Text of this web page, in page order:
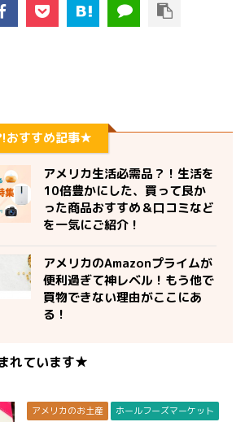
おすすめ記事★
アメリカ生活必需品？！生活を
10倍豊かにした、買って良か
った商品おすすめ＆口コミなど
を一気にご紹介！
アメリカのAmazonプライムが
便利過ぎて神レベル！もう他で
買物できない理由がここにあ
る！
れています★
アメリカのお土産 ホールフーズマーケット